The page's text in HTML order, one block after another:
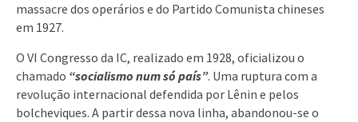
massacre dos operários e do Partido Comunista chineses
em 1927.
O VI Congresso da IC, realizado em 1928, oficializou o
chamado “socialismo num só país”. Uma ruptura com a
revolução internacional defendida por Lênin e pelos
bolcheviques. A partir dessa nova linha, abandonou-se o